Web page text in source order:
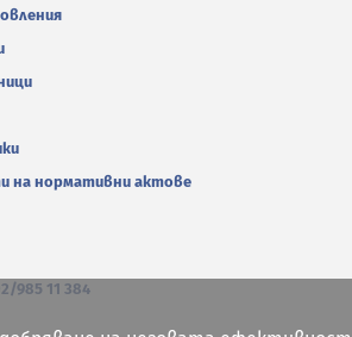
на нормативни актове
985 11 384